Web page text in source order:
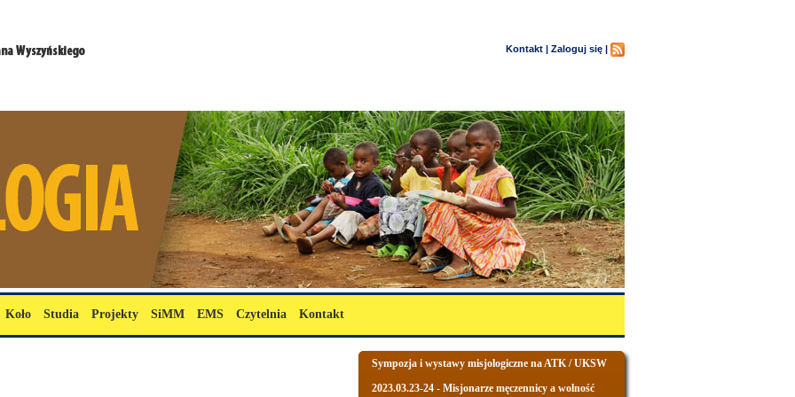
Kontakt | Zaloguj się |
Koło Studia Projekty SiMM EMS Czytelnia Kontakt
Sympozja i wystawy misjologiczne na ATK / UKSW
2023.03.23-24 - Misjonarze męczennicy a wolność